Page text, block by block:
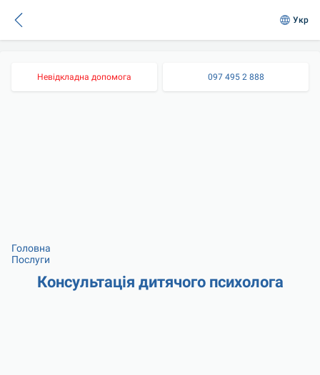
Укр
Невідкладна допомога 097 495 2 888
Головна
Послуги
Консультація дитячого психолога